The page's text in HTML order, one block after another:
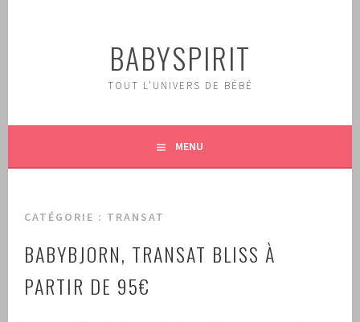
BABYSPIRIT
TOUT L'UNIVERS DE BÉBÉ
MENU
CATÉGORIE : TRANSAT
BABYBJORN, TRANSAT BLISS À
PARTIR DE 95€